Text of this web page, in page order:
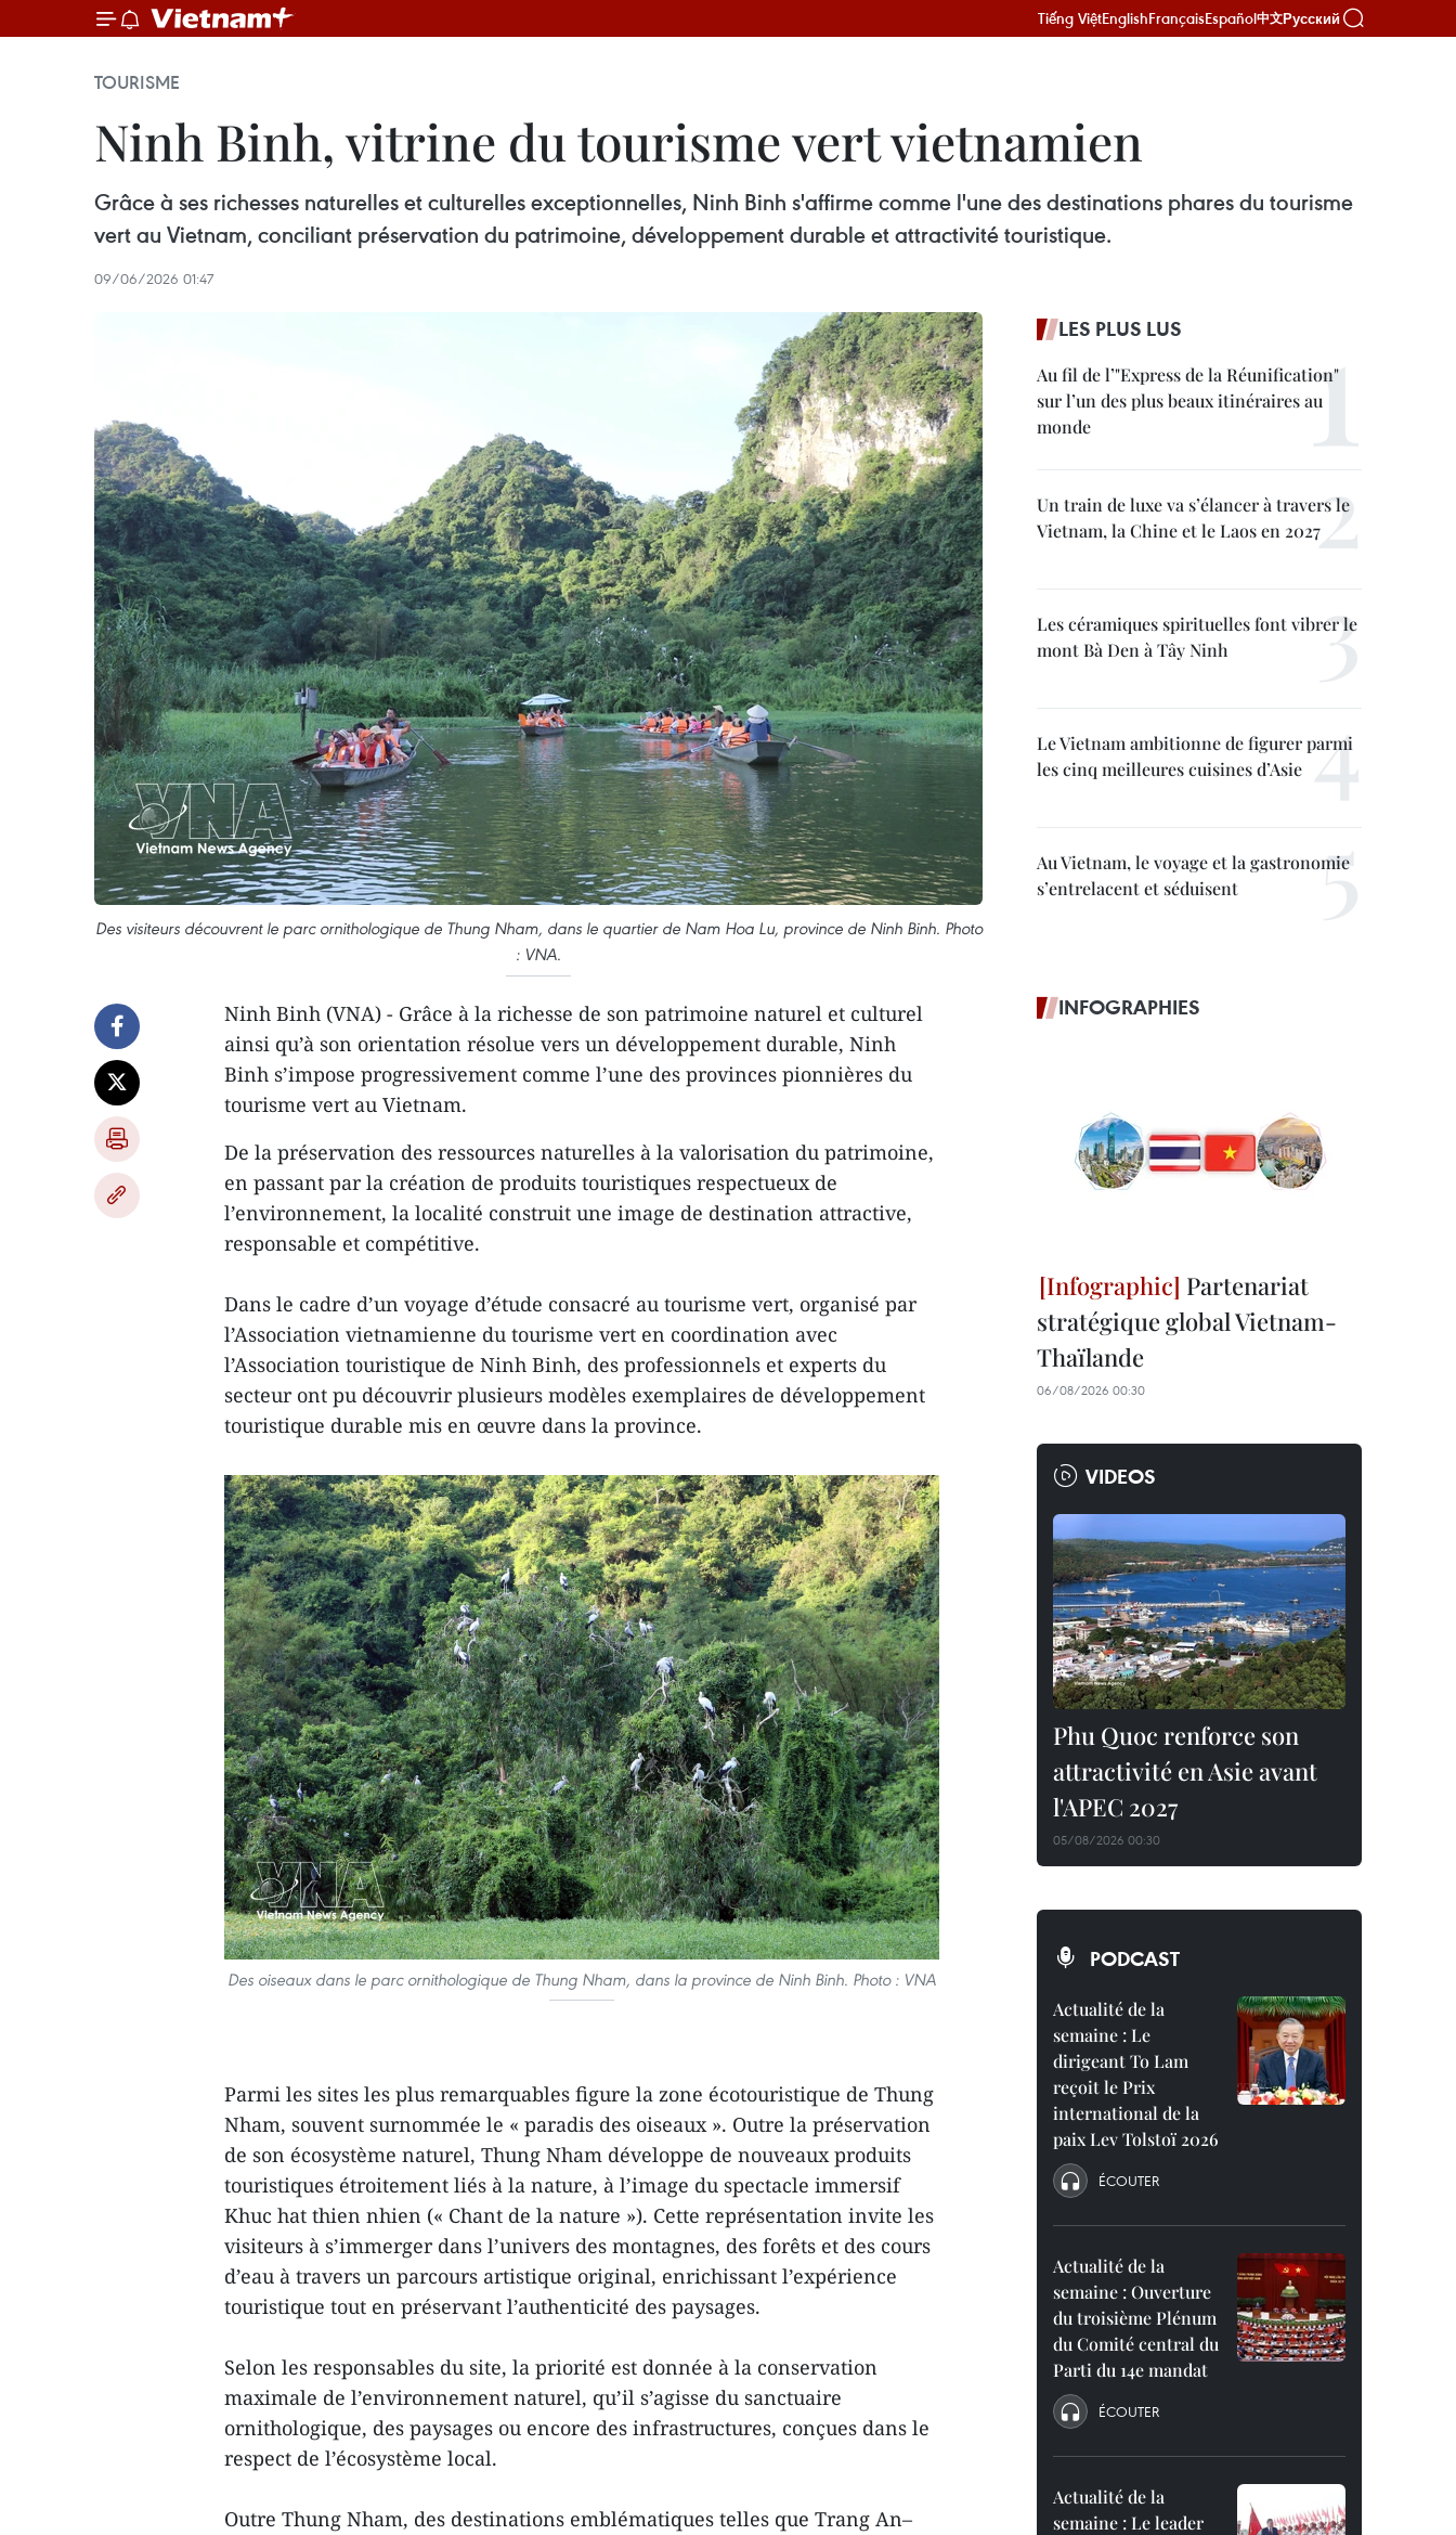
Tiếng ViệtEnglishFrançaisEspañol中文Русский
TOURISME
Ninh Binh, vitrine du tourisme vert vietnamien
Grâce à ses richesses naturelles et culturelles exceptionnelles, Ninh Binh s'affirme comme l'une des destinations phares du tourisme
vert au Vietnam, conciliant préservation du patrimoine, développement durable et attractivité touristique.
09/06/2026 01:47
Des visiteurs découvrent le parc ornithologique de Thung Nham, dans le quartier de Nam Hoa Lu, province de Ninh Binh. Photo
: VNA.
Ninh Binh (VNA) - Grâce à la richesse de son patrimoine naturel et culturel
ainsi qu’à son orientation résolue vers un développement durable, Ninh
Binh s’impose progressivement comme l’une des provinces pionnières du
tourisme vert au Vietnam.
De la préservation des ressources naturelles à la valorisation du patrimoine,
en passant par la création de produits touristiques respectueux de
l’environnement, la localité construit une image de destination attractive,
responsable et compétitive.
Dans le cadre d’un voyage d’étude consacré au tourisme vert, organisé par
l’Association vietnamienne du tourisme vert en coordination avec
l’Association touristique de Ninh Binh, des professionnels et experts du
secteur ont pu découvrir plusieurs modèles exemplaires de développement
touristique durable mis en œuvre dans la province.
Des oiseaux dans le parc ornithologique de Thung Nham, dans la province de Ninh Binh. Photo : VNA
Parmi les sites les plus remarquables figure la zone écotouristique de Thung
Nham, souvent surnommée le « paradis des oiseaux ». Outre la préservation
de son écosystème naturel, Thung Nham développe de nouveaux produits
touristiques étroitement liés à la nature, à l’image du spectacle immersif
Khuc hat thien nhien (« Chant de la nature »). Cette représentation invite les
visiteurs à s’immerger dans l’univers des montagnes, des forêts et des cours
d’eau à travers un parcours artistique original, enrichissant l’expérience
touristique tout en préservant l’authenticité des paysages.
Selon les responsables du site, la priorité est donnée à la conservation
maximale de l’environnement naturel, qu’il s’agisse du sanctuaire
ornithologique, des paysages ou encore des infrastructures, conçues dans le
respect de l’écosystème local.
Outre Thung Nham, des destinations emblématiques telles que Trang An–
LES PLUS LUS
Au fil de l’"Express de la Réunification"
sur l’un des plus beaux itinéraires au
monde
Un train de luxe va s’élancer à travers le
Vietnam, la Chine et le Laos en 2027
Les céramiques spirituelles font vibrer le
mont Bà Den à Tây Ninh
Le Vietnam ambitionne de figurer parmi
les cinq meilleures cuisines d’Asie
Au Vietnam, le voyage et la gastronomie
s’entrelacent et séduisent
INFOGRAPHIES
Partenariat
stratégique global Vietnam-
Thaïlande
06/08/2026 00:30
VIDEOS
Phu Quoc renforce son
attractivité en Asie avant
l'APEC 2027
05/08/2026 00:30
PODCAST
Actualité de la
semaine : Le
dirigeant To Lam
reçoit le Prix
international de la
paix Lev Tolstoï 2026
ÉCOUTER
Actualité de la
semaine : Ouverture
du troisième Plénum
du Comité central du
Parti du 14e mandat
ÉCOUTER
Actualité de la
semaine : Le leader